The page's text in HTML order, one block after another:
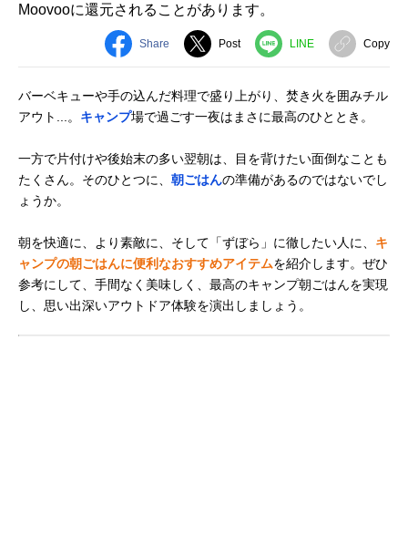
Moovooに還元されることがあります。
Share Post LINE Copy
バーベキューや手の込んだ料理で盛り上がり、焚き火を囲みチル
アウト...。 キャンプ場で過ごす一夜はまさに最高のひととき。
一方で片付けや後始末の多い翌朝は、目を背けたい面倒なことも
たくさん。そのひとつに、 朝ごはんの準備があるのではないでし
ょうか。
朝を快適に、より素敵に、そして「ずぼら」に徹したい人に、 キ
ャンプの朝ごはんに便利なおすすめアイテムを紹介します。ぜひ
参考にして、手間なく美味しく、最高のキャンプ朝ごはんを実現
し、思い出深いアウトドア体験を演出しましょう。